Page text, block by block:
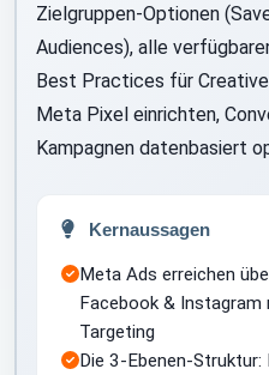
Zielgruppen-Optionen
Audiences), alle
Best Practices für
Meta Pixel einrichten,
Kampagnen datenbasiert
Kernaussagen
Meta Ads erreichen
Facebook &
Targeting
Die 3-Ebenen-